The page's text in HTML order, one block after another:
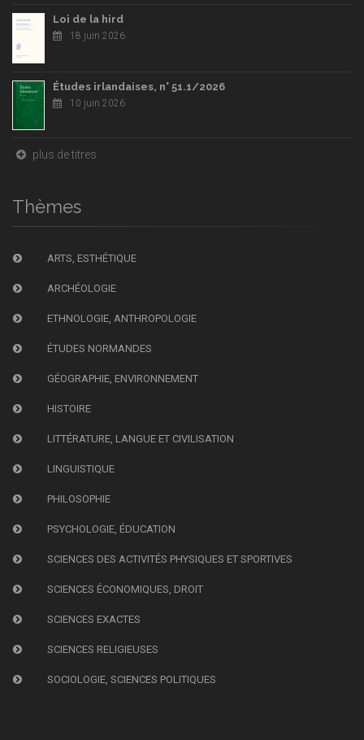
Loi de la hird
18 juin 2026
Études irlandaises, n° 51.1/2026
10 juin 2026
plus de titres
Thèmes
ARTS, ESTHÉTIQUE
ARCHÉOLOGIE
ETHNOLOGIE, ANTHROPOLOGIE
ÉTUDES NORMANDES
GÉOGRAPHIE, ENVIRONNEMENT
HISTOIRE
LITTÉRATURE, LANGUE ET CIVILISATION
LINGUISTIQUE
PHILOSOPHIE
PSYCHOLOGIE, ÉDUCATION
SCIENCES DES ACTIVITÉS PHYSIQUES ET SPORTIVES
SCIENCES ÉCONOMIQUES, DROIT
SCIENCES EXACTES
SCIENCES RELIGIEUSES
SOCIOLOGIE, SCIENCES POLITIQUES